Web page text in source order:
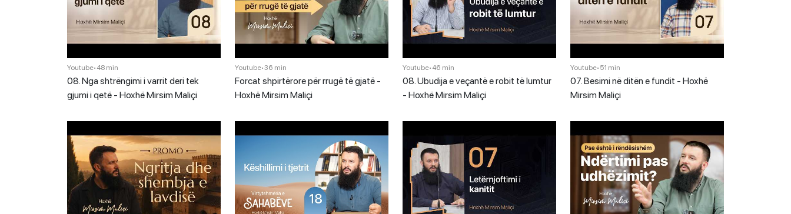
Youtube• 48 min
08. Nga shtrëngimi i varrit deri tek
gjumi i qetë - Hoxhë Mirsim Maliçi
Youtube•36 min
Forcat shpirtërore për rrugë të gjatë -
Hoxhë Mirsim Maliçi
Youtube• 46 min
08. Ubudija e veçantë e robit të lumtur
- Hoxhë Mirsim Maliçi
Youtube• 51 min
07. Besimi në ditën e fundit - Hoxhë
Mirsim Maliçi